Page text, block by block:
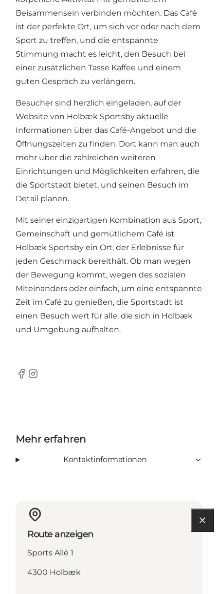
Beisammensein verbinden möchten. Das Café
ist der perfekte Ort, um sich vor oder nach dem
Sport zu treffen, und die entspannte
Stimmung macht es leicht, den Besuch bei
einer zusätzlichen Tasse Kaffee und einem
guten Gespräch zu verlängern.
Besucher sind herzlich eingeladen, auf der
Website von Holbæk Sportsby aktuelle
Informationen über das Café-Angebot und die
Öffnungszeiten zu finden. Dort kann man auch
mehr über die zahlreichen weiteren
Einrichtungen und Möglichkeiten erfahren, die
die Sportstadt bietet, und seinen Besuch im
Detail planen.
Mit seiner einzigartigen Kombination aus Sport,
Gemeinschaft und gemütlichem Café ist
Holbæk Sportsby ein Ort, der Erlebnisse für
jeden Geschmack bereithält. Ob man wegen
der Bewegung kommt, wegen des sozialen
Miteinanders oder einfach, um eine entspannte
Zeit im Café zu genießen, die Sportstadt ist
einen Besuch wert für alle, die sich in Holbæk
und Umgebung aufhalten.
Facebook
Instagram
Mehr erfahren
Kontaktinformationen
Route anzeigen
Sports Allé 1
4300 Holbæk